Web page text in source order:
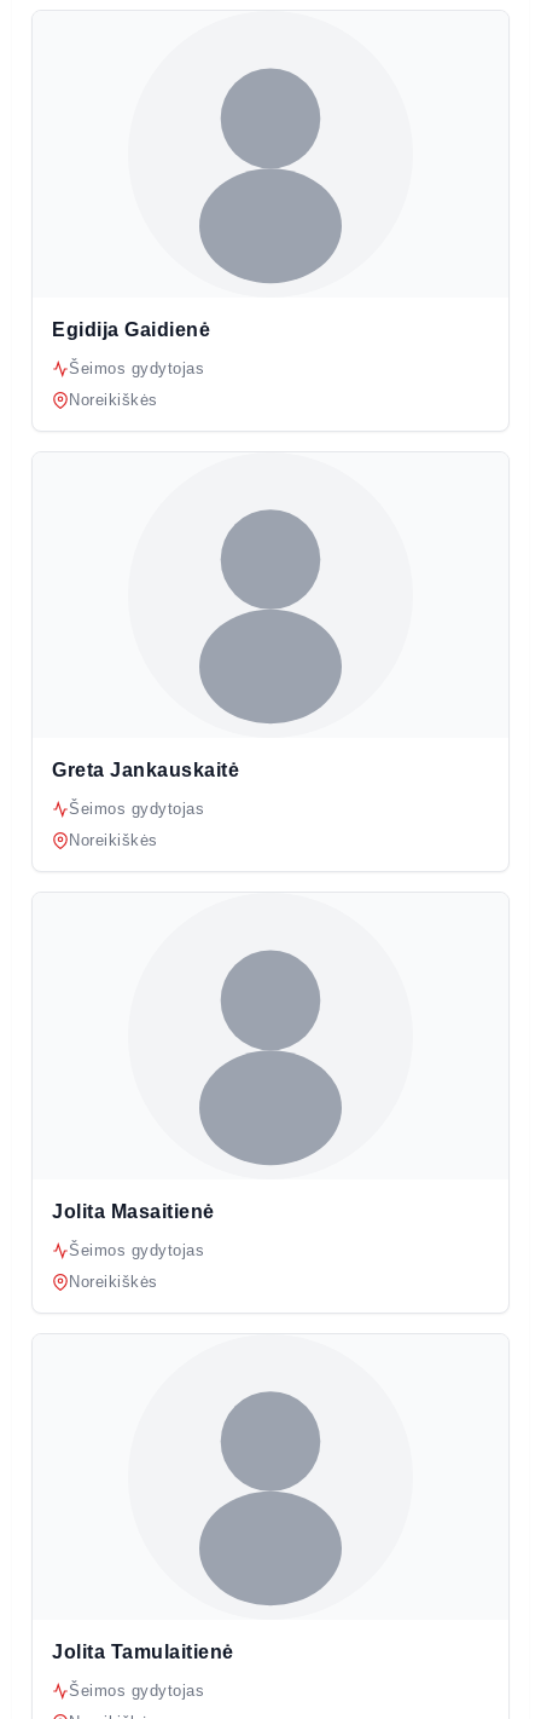
Egidija Gaidienė
Šeimos gydytojas
Noreikiškės
Greta Jankauskaitė
Šeimos gydytojas
Noreikiškės
Jolita Masaitienė
Šeimos gydytojas
Noreikiškės
Jolita Tamulaitienė
Šeimos gydytojas